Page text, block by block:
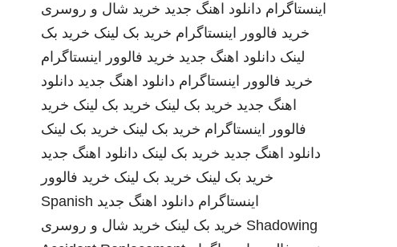
اینستاگرام دانلود اهنگ جدید خرید شال و روسری
خرید فالوور اینستاگرام خرید بک لینک خرید بک
لینک دانلود اهنگ جدید خرید فالوور اینستاگرام
خرید فالوور اینستاگرام دانلود اهنگ جدید دانلود
اهنگ جدید خرید بک لینک خرید بک لینک خرید
فالوور اینستاگرام خرید بک لینک خرید بک لینک
دانلود اهنگ جدید خرید بک لینک دانلود اهنگ جدید
خرید بک لینک خرید بک لینک خرید فالوور
اینستاگرام دانلود اهنگ جدید Spanish
Shadowing خرید بک لینک خرید شال و روسری